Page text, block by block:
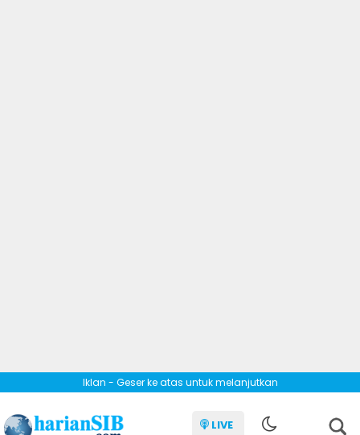
Iklan - Geser ke atas untuk melanjutkan
LIVE